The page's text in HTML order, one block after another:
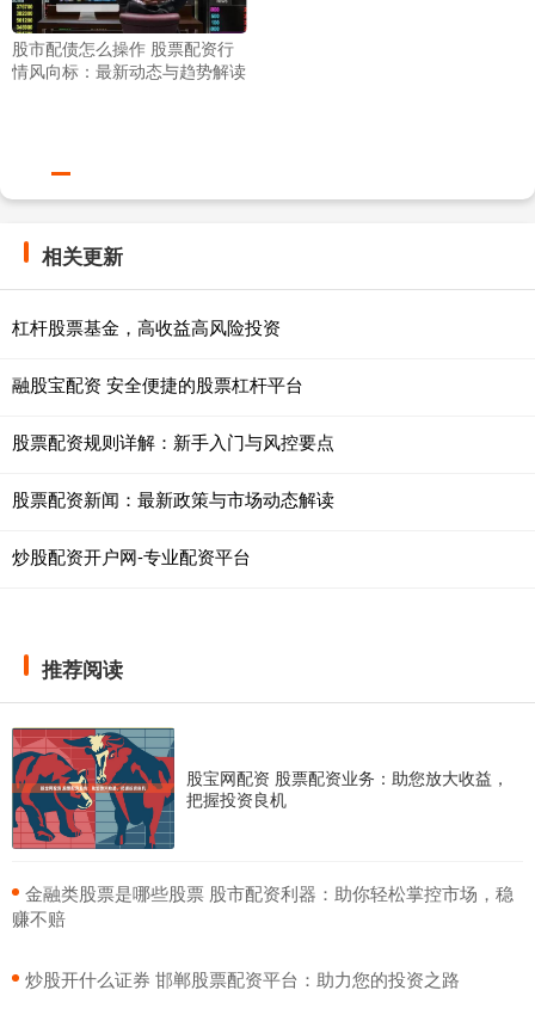
股市配债怎么操作 股票配资行
情风向标：最新动态与趋势解读
相关更新
杠杆股票基金，高收益高风险投资
融股宝配资 安全便捷的股票杠杆平台
股票配资规则详解：新手入门与风控要点
股票配资新闻：最新政策与市场动态解读
炒股配资开户网-专业配资平台
推荐阅读
股宝网配资 股票配资业务：助您放大收益，
把握投资良机
​金融类股票是哪些股票 股市配资利器：助你轻松掌控市场，稳
赚不赔
​炒股开什么证券 邯郸股票配资平台：助力您的投资之路